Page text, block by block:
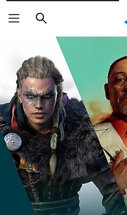
Buscar